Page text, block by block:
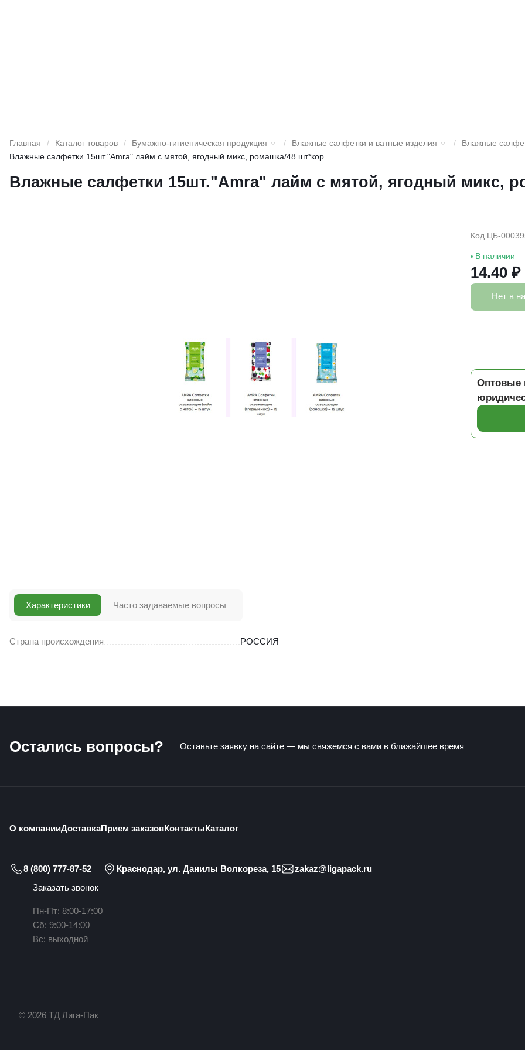
Главная / Каталог товаров / Бумажно-гигиеническая продукция / Влажные салфетки и ватные изделия / Влажные
Влажные салфетки 15шт."Amra" лайм с мятой, ягодный микс, ромашка/48 шт*кор
Влажные салфетки 15шт."Amra" лайм с мятой, ягодный микс,
Код ЦБ-
В наличии
14.40 ₽
Нет в
Оптовые
Характеристики
Страна происхождения РОССИЯ
Часто задаваемые вопросы
Остались вопросы? Оставьте заявку на сайте — мы свяжемся с вами в ближайшее время
О компанииДоставкаПрием заказовКонтактыКаталог
8 (800) 777-87-52
Заказать звонок
Пн-Пт: 8:00-17:00
Сб: 9:00-14:00
Вс: выходной
Краснодар, ул. Данилы Волкореза, 15 zakaz@ligapack.ru
© 2026 ТД Лига-Пак